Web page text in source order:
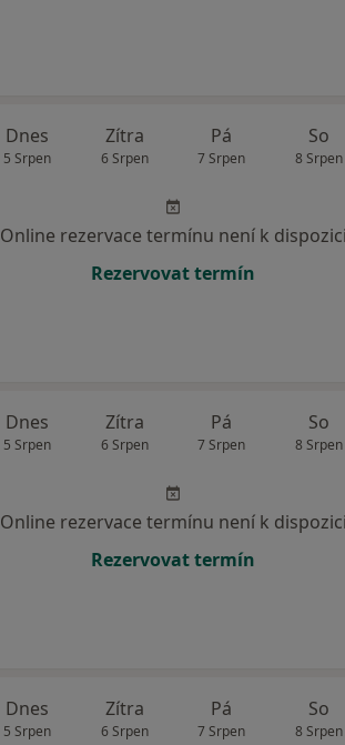
Dnes
5 Srpen
Zítra
6 Srpen
Pá
7 Srpen
So
8 Srpen
Online rezervace termínu není k dispozici
Rezervovat termín
Dnes
5 Srpen
Zítra
6 Srpen
Pá
7 Srpen
So
8 Srpen
Online rezervace termínu není k dispozici
Rezervovat termín
Dnes
5 Srpen
Zítra
6 Srpen
Pá
7 Srpen
So
8 Srpen